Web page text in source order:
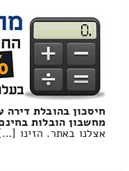
חיסכון בהובלת
מחשבון הובלות
אצלנו באתר. הזינו